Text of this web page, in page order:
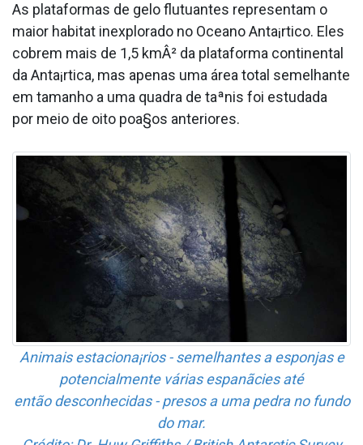
As plataformas de gelo flutuantes representam o
maior habitat inexplorado no Oceano Anta¡rtico. Eles
cobrem mais de 1,5 kmÂ² da plataforma continental
da Anta¡rtica, mas apenas uma área total semelhante
em tamanho a uma quadra de taªnis foi estudada
por meio de oito poa§os anteriores.
Animais estaciona¡rios - semelhantes a esponjas e
potencialmente várias espanãcies até
então desconhecidas - presos a uma pedra no fundo
do mar.